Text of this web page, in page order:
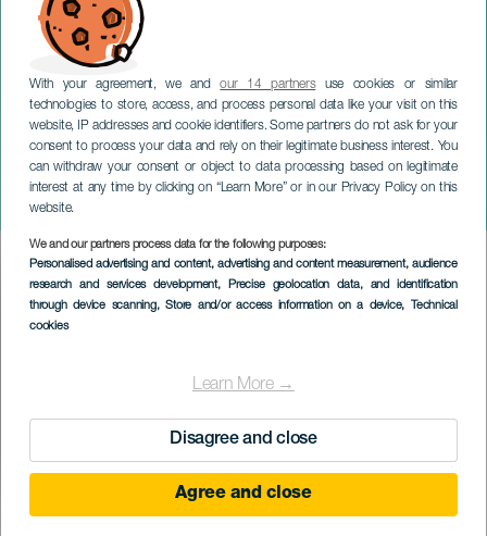
With your agreement, we andour 14 partnersuse cookies or similar
technologies to store, access, and process personal data like your visit on this
website, IP addresses and cookie identifiers. Some partners do not ask for your
consent to process your data and rely on their legitimate business interest. You
can withdraw your consent or object to data processing based on legitimate
interest at any time by clicking on “Learn More” or in our Privacy Policy on this
website.
We and our partners process data for the following purposes:
Personalised advertising and content, advertising and content measurement, audience
research and services development, Precise geolocation data, and identification
through device scanning, Store and/or access information on a device, Technical
cookies
Learn More →
Disagree and close
Agree and close
Baile de Magos de Los
Silos
TENERIFFA
Imagen
Listado